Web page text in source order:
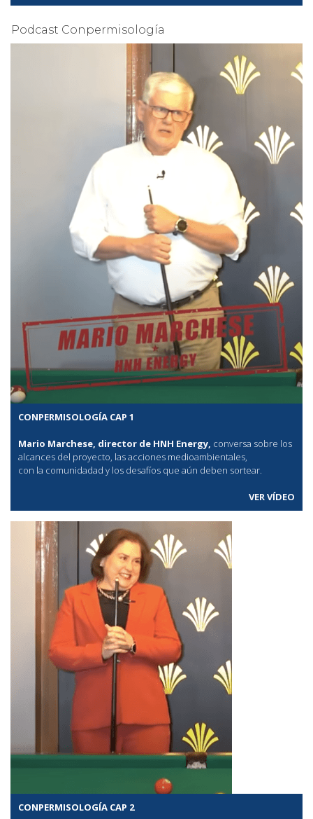
Podcast Conpermisología
CONPERMISOLOGÍA CAP 1
Mario Marchese, director de HNH Energy, conversa sobre los
alcances del proyecto, las acciones medioambientales,
con la comunidadad y los desafíos que aún deben sortear.
VER VÍDEO
CONPERMISOLOGÍA CAP 2